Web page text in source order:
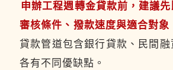
申辦工程週轉金貸款前，建議
審核條件、撥款速度與適合對象
貸款管道包含銀行貸款、民間融
各有不同優缺點。